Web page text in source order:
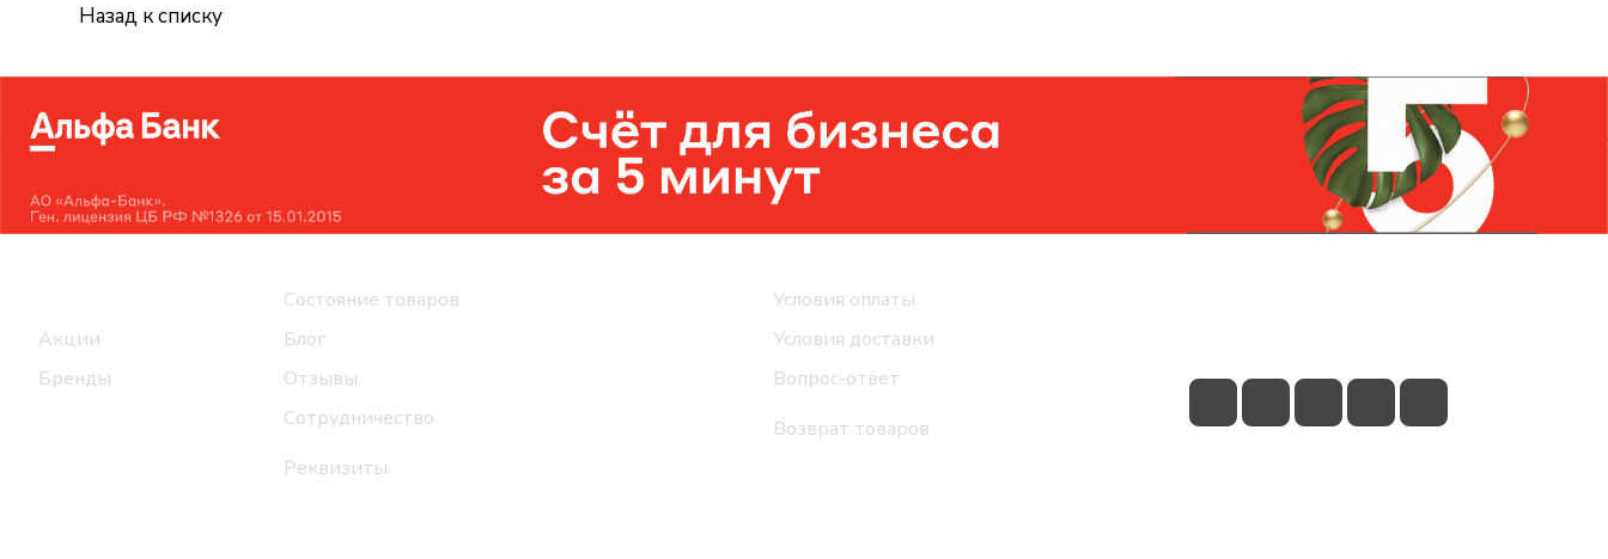
Назад к списку
Акции
Бренды
Состояние товаров
Блог
Отзывы
Сотрудничество
Реквизиты
Условия оплаты
Условия доставки
Вопрос-ответ
Возврат товаров